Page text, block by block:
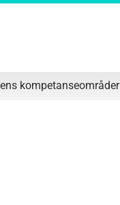
kompetanseområder